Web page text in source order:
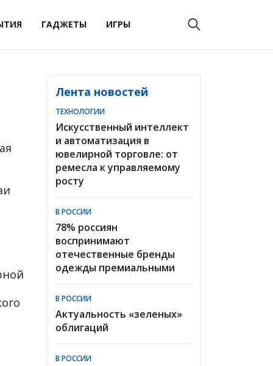
ГАДЖЕТЫ ИГРЫ
Лента новостей
ТЕХНОЛОГИИ
Искусственный интеллект
и автоматизация в
ювелирной торговле: от
ремесла к управляемому
росту
В РОССИИ
78% россиян
воспринимают
отечественные бренды
одежды премиальными
В РОССИИ
Актуальность «зеленых»
облигаций
В РОССИИ